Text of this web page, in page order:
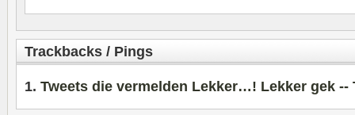
Trackbacks / Pings
Tweets die vermelden Lekker…! Lekker gek --